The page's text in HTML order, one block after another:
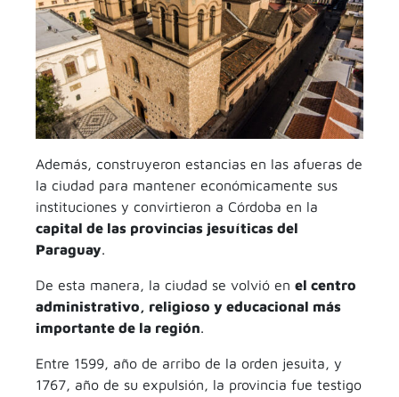
Además, construyeron estancias en las afueras de
la ciudad para mantener económicamente sus
instituciones y convirtieron a Córdoba en la
capital de las provincias jesuíticas del
Paraguay.
De esta manera, la ciudad se volvió en el centro
administrativo, religioso y educacional más
importante de la región.
Entre 1599, año de arribo de la orden jesuita, y
1767, año de su expulsión, la provincia fue testigo